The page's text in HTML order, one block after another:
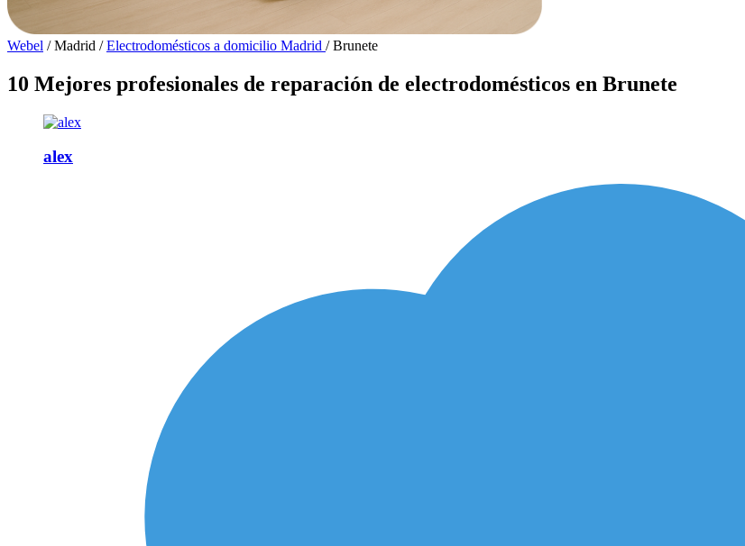
Webel / Madrid / Electrodomésticos a domicilio Madrid / Brunete
10 Mejores profesionales de reparación de electrodomésticos en Brunete
alex